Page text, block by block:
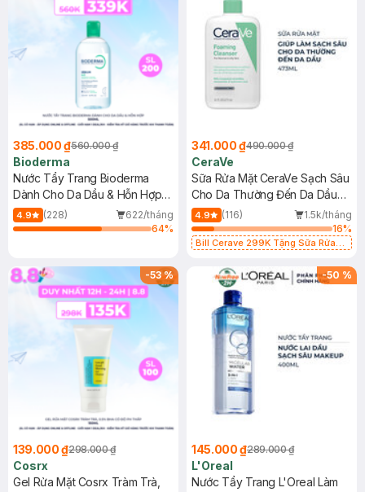
385.000 ₫560.000 ₫
Bioderma
Nước Tẩy Trang Bioderma
Dành Cho Da Dầu & Hỗn Hợp
500ml
4.9 (228)
622/tháng
64%
341.000 ₫490.000 ₫
CeraVe
Sữa Rửa Mặt CeraVe Sạch Sâu
Cho Da Thường Đến Da Dầu
473ml
4.9 (116)
1.5k/tháng
16%
Bill Cerave 299K Tặng Sữa Rửa
-53%
139.000 ₫298.000 ₫
Cosrx
Gel Rửa Mặt Cosrx Tràm Trà,
-50 %
145.000 ₫289.000 ₫
L'Oreal
Nước Tẩy Trang L'Oreal Làm